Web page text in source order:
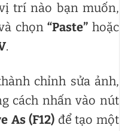
trí nào bạn muốn,
chọn“Paste” hoặc
.
chỉnh sửa ảnh,
cách nhấn vào nút
As (F12) để tạo một